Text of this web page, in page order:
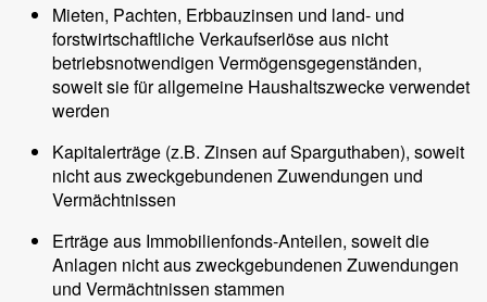
Mieten, Pachten, Erbbauzinsen und land- und
forstwirtschaftliche Verkaufserlöse aus nicht
betriebsnotwendigen Vermögensgegenständen,
soweit sie für allgemeine Haushaltszwecke verwendet
werden
Kapitalerträge (z.B. Zinsen auf Sparguthaben), soweit
nicht aus zweckgebundenen Zuwendungen und
Vermächtnissen
Erträge aus Immobilienfonds-Anteilen, soweit die
Anlagen nicht aus zweckgebundenen Zuwendungen
und Vermächtnissen stammen